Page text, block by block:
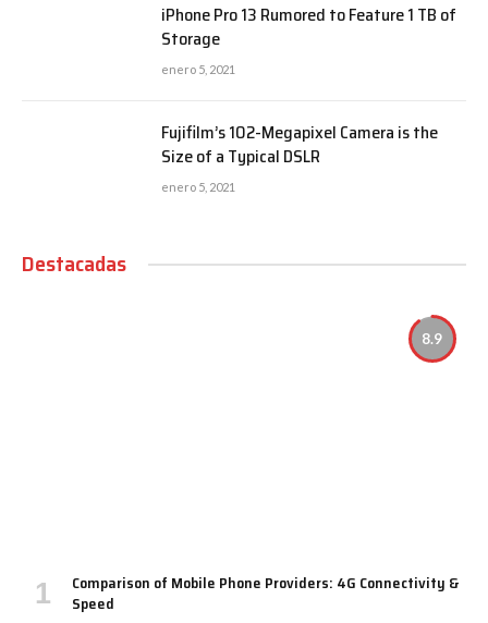
iPhone Pro 13 Rumored to Feature 1 TB of
Storage
enero 5, 2021
Fujifilm’s 102-Megapixel Camera is the
Size of a Typical DSLR
enero 5, 2021
Destacadas
8.9
Comparison of Mobile Phone Providers: 4G Connectivity &
Speed